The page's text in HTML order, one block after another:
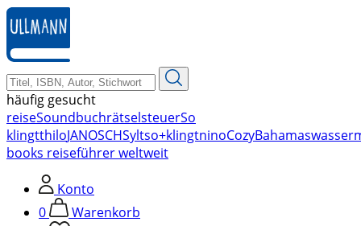
zum
Hauptinhalt
springen
häufig gesucht
reiseSoundbuchrätselsteuerSo
klingtthiloJANOSCHSyltso+klingtninoCozyBahamas
books reiseführer weltweit
Konto
0
Warenkorb